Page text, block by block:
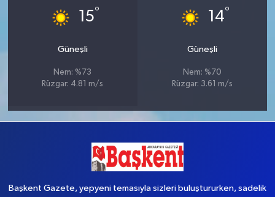
15°
Güneşli
Nem: %73
Rüzgar: 4.81 m/s
14°
Güneşli
Nem: %70
Rüzgar: 3.61 m/s
Başkent Gazete, yepyeni temasıyla sizleri buluştururken, sadelik